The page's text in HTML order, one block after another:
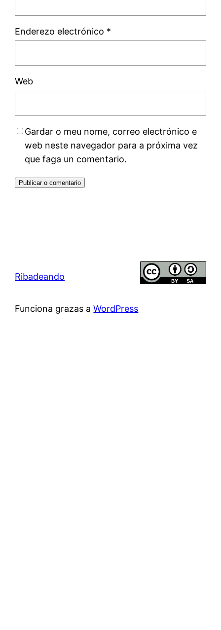
Enderezo electrónico *
Web
Gardar o meu nome, correo electrónico e
web neste navegador para a próxima vez
que faga un comentario.
Ribadeando
Funciona grazas aWordPress